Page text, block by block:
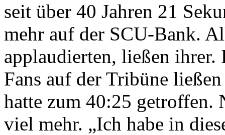
seit über 40 Jahren 21
mehr auf der SCU-Bank.
applaudierten, ließen
Fans auf der Tribüne
hatte zum 40:25 getroffen.
viel mehr. „Ich habe in